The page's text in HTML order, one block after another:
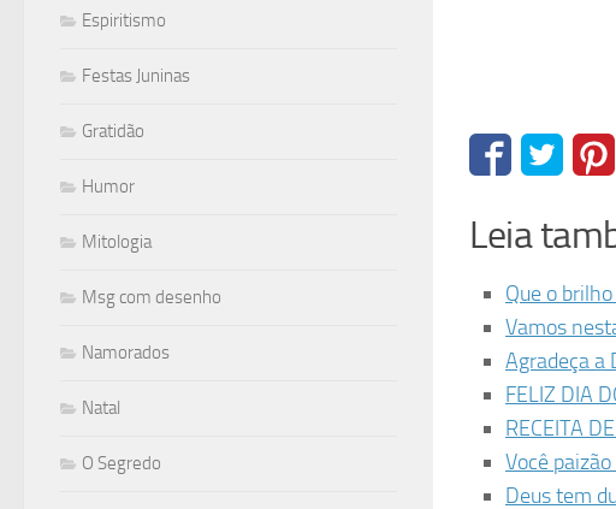
Leia
Que o
Vamos
Agradeça a
FELIZ DIA
RECEITA
Você
Deus tem
Espiritismo
Festas Juninas
Gratidão
Humor
Mitologia
Msg com desenho
Namorados
Natal
O Segredo